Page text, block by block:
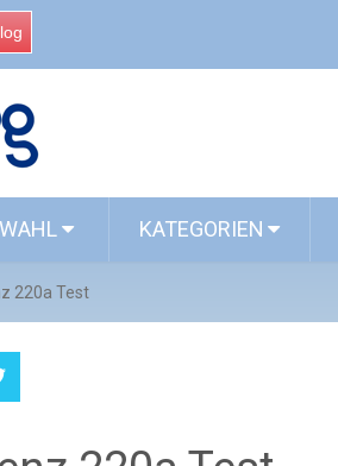
KATEGORIEN
220a Test